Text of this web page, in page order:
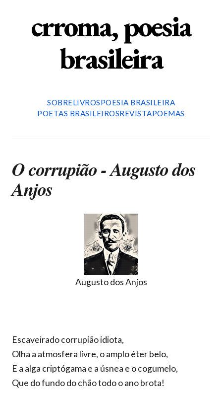
crroma, poesia
brasileira
SOBRELIVROSPOESIA BRASILEIRA
POETAS BRASILEIROSREVISTAPOEMAS
O corrupião - Augusto dos
Anjos
Augusto dos Anjos
Escaveirado corrupião idiota,
Olha a atmosfera livre, o amplo éter belo,
E a alga criptógama e a úsnea e o cogumelo,
Que do fundo do chão todo o ano brota!